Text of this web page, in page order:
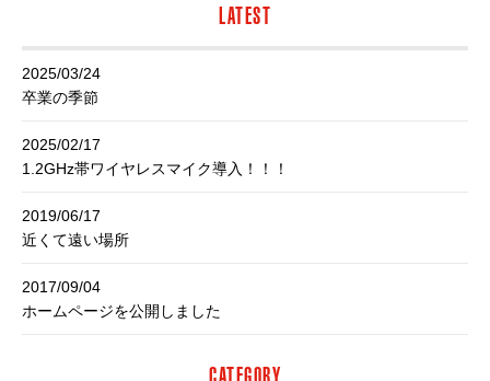
LATEST
2025/03/24
卒業の季節
2025/02/17
1.2GHz帯ワイヤレスマイク導入！！！
2019/06/17
近くて遠い場所
2017/09/04
ホームページを公開しました